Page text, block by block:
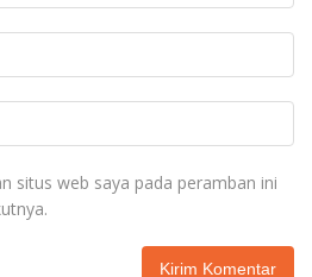
situs web saya pada peramban ini